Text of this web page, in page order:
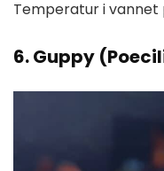
Temperatur i vannet
6. Guppy